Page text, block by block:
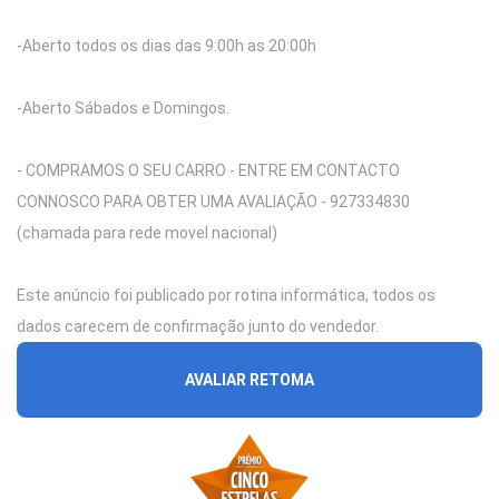
-Aberto todos os dias das 9:00h as 20:00h
-Aberto Sábados e Domingos.
- COMPRAMOS O SEU CARRO - ENTRE EM CONTACTO
CONNOSCO PARA OBTER UMA AVALIAÇÃO - 927334830
(chamada para rede movel nacional)
Este anúncio foi publicado por rotina informática, todos os
dados carecem de confirmação junto do vendedor.
AVALIAR RETOMA